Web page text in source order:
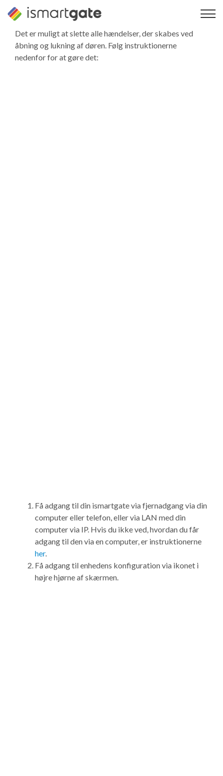
Spring
indholdDet er muligt at slette alle hændelser, der skabes ved
åbning og lukning af døren. Følg instruktionerne
nedenfor for at gøre det:
Få adgang til din ismartgate via fjernadgang via din
computer eller telefon, eller via LAN med din
computer via IP. Hvis du ikke ved, hvordan du får
adgang til den via en computer, er instruktionerne
her.
Få adgang til enhedens konfiguration via ikonet i
højre hjørne af skærmen.